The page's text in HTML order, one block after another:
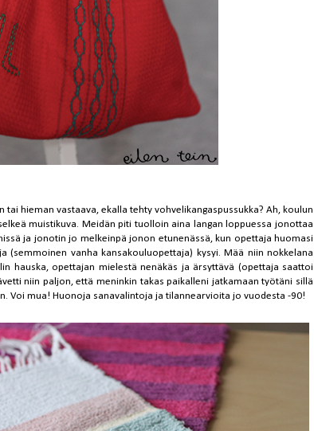
hieman vastaava, ekalla tehty vohvelikangaspussukka? Ah, koulun
muistikuva. Meidän piti tuolloin aina langan loppuessa jonottaa
ja jonotin jo melkeinpä jonon etunenässä, kun opettaja huomasi
(semmoinen vanha kansakouluopettaja) kysyi. Mää niin nokkelana
hauska, opettajan mielestä nenäkäs ja ärsyttävä (opettaja saattoi
niin paljon, että meninkin takas paikalleni jatkamaan työtäni sillä
Voi mua! Huonoja sanavalintoja ja tilannearvioita jo vuodesta -90!